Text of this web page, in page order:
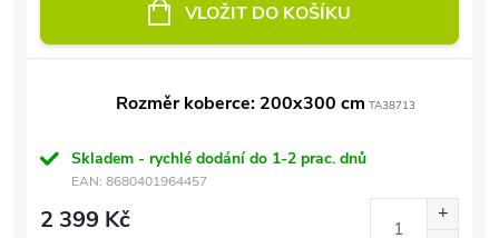
VLOŽIT DO KOŠÍKU
Rozměr koberce: 200x300 cm TA38713
Skladem - rychlé dodání do 1-2 prac. dnů
EAN: 8680401964457
2 399 Kč